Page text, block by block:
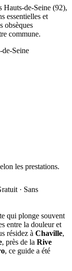
Hauts-de-Seine (92),
essentielles et
obsèques
commune.
de-Seine
les prestations.
· Sans
qui plonge souvent
entre la douleur et
résidez à Chaville,
, près de la Rive
, ce guide a été